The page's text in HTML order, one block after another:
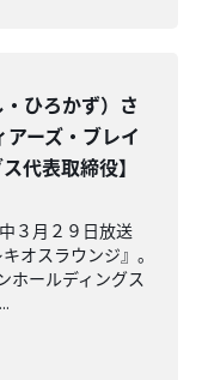
ひろかず）さ
ーズ・ブレイ
代表取締役】
３月２９日放送
オスラウンジ』。
ホールディングス